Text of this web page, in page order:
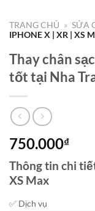
TRANG CHỦ » SỬA
IPHONE X | XR | XS
Thay chân
tốt tại Nha
750.000₫
Thông tin chi
XS Max
✅ Dịch vụ